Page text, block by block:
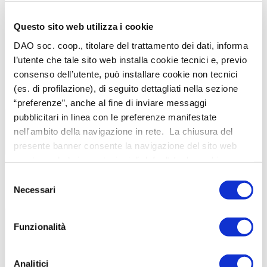
Questo sito web utilizza i cookie
DAO soc. coop., titolare del trattamento dei dati, informa
l’utente che tale sito web installa cookie tecnici e, previo
consenso dell’utente, può installare cookie non tecnici
(es. di profilazione), di seguito dettagliati nella sezione
“preferenze”, anche al fine di inviare messaggi
pubblicitari in linea con le preferenze manifestate
nell'ambito della navigazione in rete. La chiusura del
presente banner consente la navigazione del sito web
utilizzati dal sito è possibile consultare l’informativa
. È possibile, in ogni
momento, gestire le preferenze di seguito mediante il link
delNecessari
Funzionalità
Analitici
Betreiber
Das ökosystem zur unterstützung der mitarbeiter